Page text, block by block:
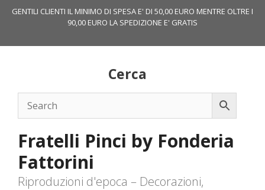
GENTILI CLIENTI IL MINIMO DI SPESA E' DI 50,00 EURO MENTRE OLTRE I
90,00 EURO LA SPEDIZIONE E' GRATIS
Cerca
Fratelli Pinci by Fonderia
Fattorini
Riproduzioni d'epoca – Decorazioni,